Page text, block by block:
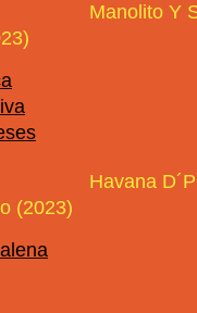
Manolito Y
Havana
(2023)